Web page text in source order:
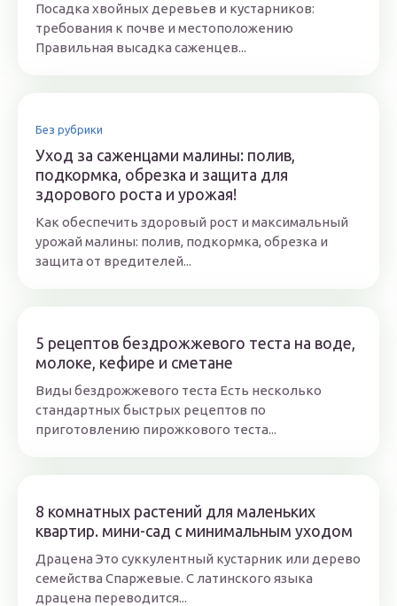
Посадка хвойных деревьев и кустарников:
требования к почве и местоположению
Правильная высадка саженцев...
Без рубрики
Уход за саженцами малины: полив,
подкормка, обрезка и защита для
здорового роста и урожая!
Как обеспечить здоровый рост и максимальный
урожай малины: полив, подкормка, обрезка и
защита от вредителей...
5 рецептов бездрожжевого теста на воде,
молоке, кефире и сметане
Виды бездрожжевого теста Есть несколько
стандартных быстрых рецептов по
приготовлению пирожкового теста...
8 комнатных растений для маленьких
квартир. мини-сад с минимальным уходом
Драцена Это суккулентный кустарник или дерево
семейства Спаржевые. С латинского языка
драцена переводится...